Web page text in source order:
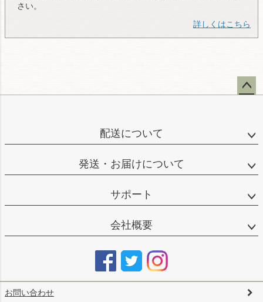
さい。
詳しくはこちら
配送について
発送・お届けについて
サポート
会社概要
お問い合わせ